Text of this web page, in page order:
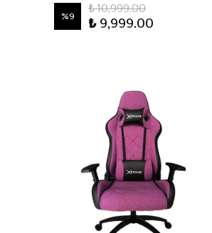
%9
₺ 10,999.00
₺ 9,999.00